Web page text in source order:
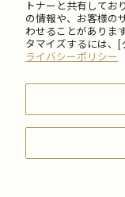
トナーと共有してお
の情報や、お客様の
わせることがありま
タマイズするには、[
ライバシーポリシー
ご利用について
会社情報